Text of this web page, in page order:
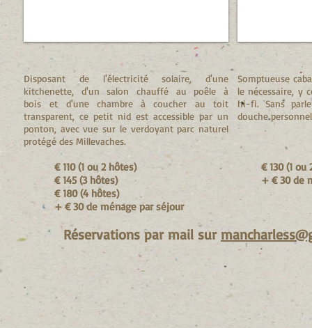
Disposant de l'électricité solaire, d'une
kitchenette, d'un salon chauffé au poêle à
bois et d'une chambre à coucher au toit
transparent, ce petit nid est accessible par un
ponton, avec vue sur le verdoyant parc naturel
protégé des Millevaches.
Somptueuse
le nécessaire, y
hi-fi. Sans
douche
€ 110 (1 ou 2 hôtes)
€ 145 (3 hôtes)
€ 180 (4 hôtes)
+ € 30 de ménage par séjour
€ 130 (1 ou
+ € 30 de
Réservations par mail sur